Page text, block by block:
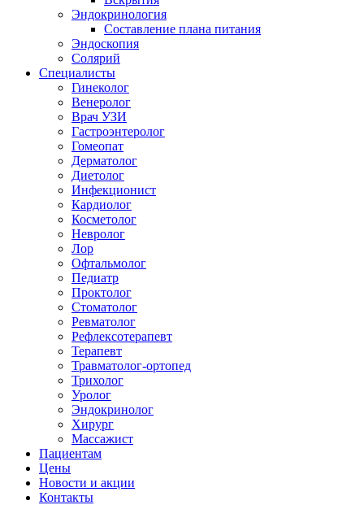
Эндокринология
Составление плана питания
Эндоскопия
Солярий
Специалисты
Гинеколог
Венеролог
Врач УЗИ
Гастроэнтеролог
Гомеопат
Дерматолог
Диетолог
Инфекционист
Кардиолог
Косметолог
Невролог
Лор
Офтальмолог
Педиатр
Проктолог
Стоматолог
Ревматолог
Рефлексотерапевт
Терапевт
Травматолог-ортопед
Трихолог
Уролог
Эндокринолог
Хирург
Массажист
Пациентам
Цены
Новости и акции
Контакты